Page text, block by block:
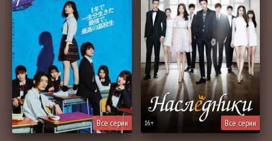
Все серии Все серии
16+